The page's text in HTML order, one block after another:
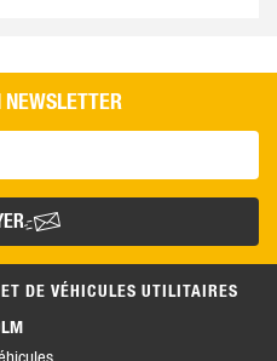
DE VÉHICULES UTILITAIRES